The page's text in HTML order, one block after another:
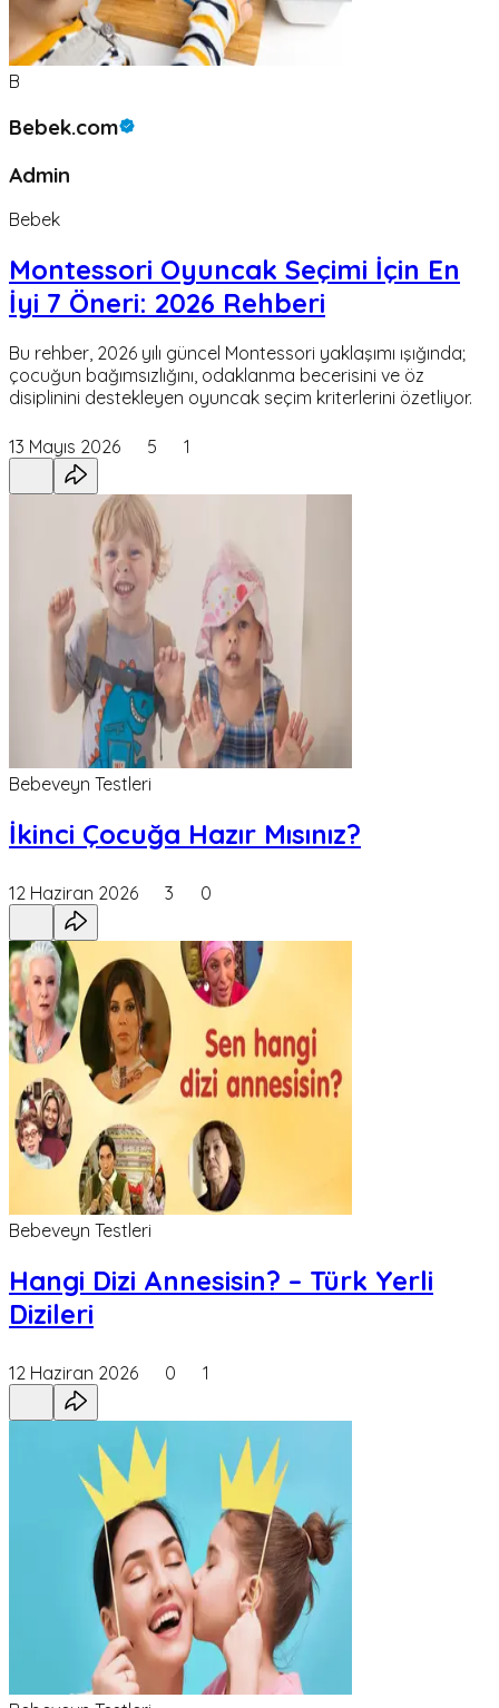
B
Bebek.com
Admin
Bebek
Montessori Oyuncak Seçimi İçin En
İyi 7 Öneri: 2026 Rehberi
Bu rehber, 2026 yılı güncel Montessori yaklaşımı ışığında;
çocuğun bağımsızlığını, odaklanma becerisini ve öz
disiplinini destekleyen oyuncak seçim kriterlerini özetliyor.
13 Mayıs 2026 5 1
Bebeveyn Testleri
İkinci Çocuğa Hazır Mısınız?
12 Haziran 2026 3 0
Bebeveyn Testleri
Hangi Dizi Annesisin? – Türk Yerli
Dizileri
12 Haziran 2026 0 1